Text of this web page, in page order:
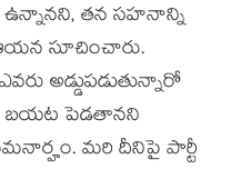
తన సహనాన్ని
ఆయన సూచించారు.
అడ్డుపడుతున్నారో
బయట పెడతానని
మరి దీనిపై పార్టీ